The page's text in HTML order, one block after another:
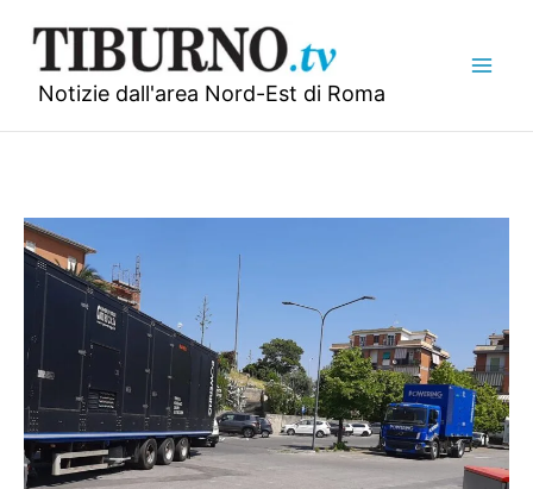
contenuto
Notizie dall'area Nord-Est di Roma